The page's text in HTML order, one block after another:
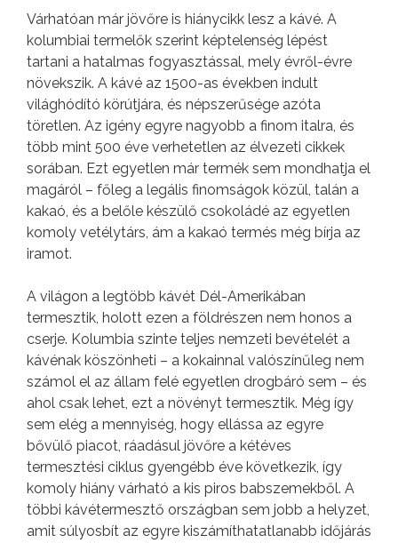
Várhatóan már jövőre is hiánycikk lesz a kávé. A
kolumbiai termelők szerint képtelenség lépést
tartani a hatalmas fogyasztással, mely évről-évre
növekszik. A kávé az 1500-as években indult
világhódító körútjára, és népszerűsége azóta
töretlen. Az igény egyre nagyobb a finom italra, és
több mint 500 éve verhetetlen az élvezeti cikkek
sorában. Ezt egyetlen már termék sem mondhatja el
magáról – főleg a legális finomságok közül, talán a
kakaó, és a belőle készülő csokoládé az egyetlen
komoly vetélytárs, ám a kakaó termés még bírja az
iramot.
A világon a legtöbb kávét Dél-Amerikában
termesztik, holott ezen a földrészen nem honos a
cserje. Kolumbia szinte teljes nemzeti bevételét a
kávénak köszönheti – a kokainnal valószínűleg nem
számol el az állam felé egyetlen drogbáró sem – és
ahol csak lehet, ezt a növényt termesztik. Még így
sem elég a mennyiség, hogy ellássa az egyre
bővülő piacot, ráadásul jövőre a kétéves
termesztési ciklus gyengébb éve következik, így
komoly hiány várható a kis piros babszemekből. A
többi kávétermesztő országban sem jobb a helyzet,
amit súlyosbít az egyre kiszámíthatatlanabb időjárás